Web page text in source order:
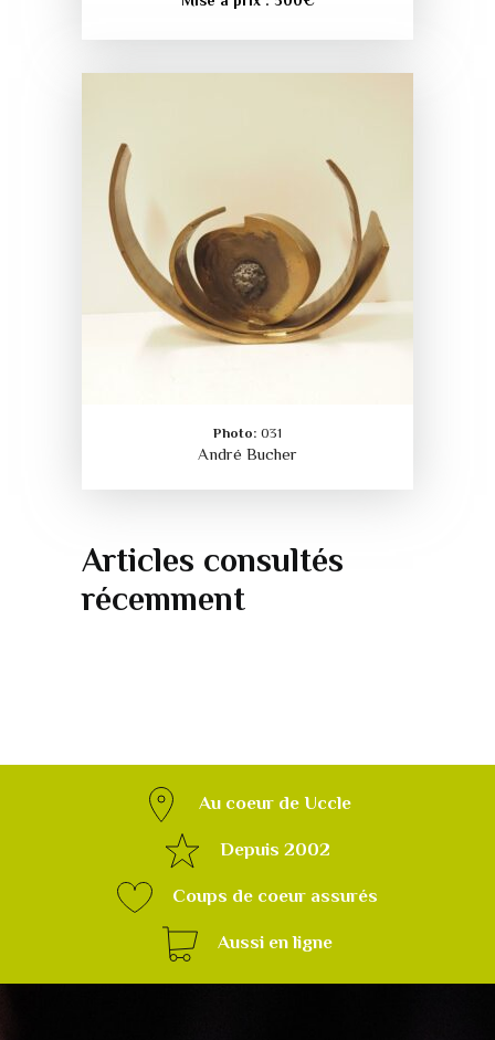
Photo: 031
André Bucher
Articles consultés
récemment
Au coeur de Uccle
Depuis 2002
Coups de coeur assurés
Aussi en ligne